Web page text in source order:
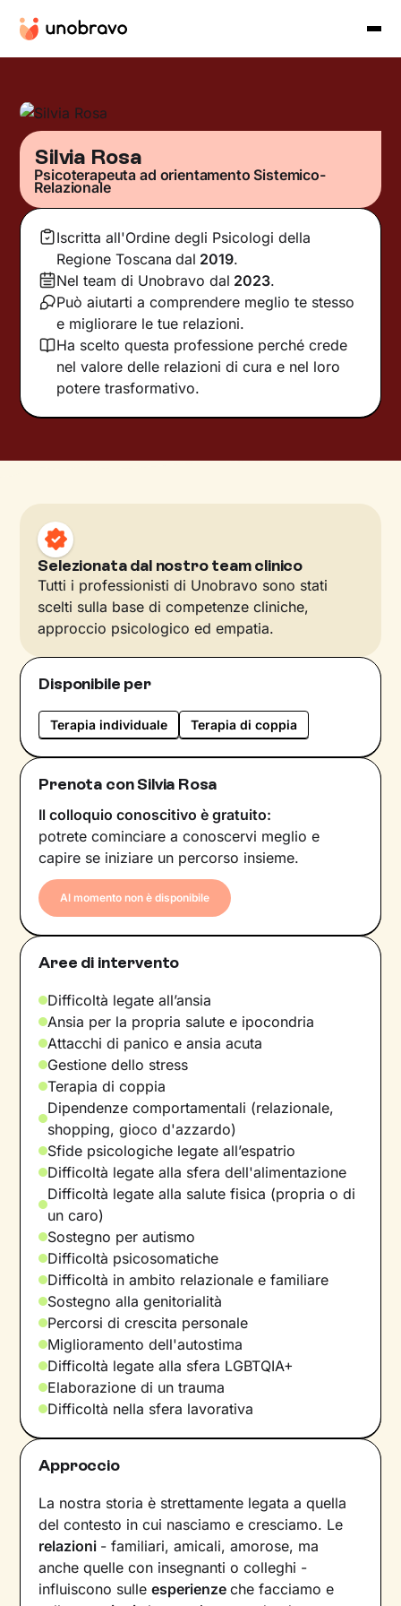
Silvia Rosa
Psicoterapeuta ad orientamento Sistemico-
Relazionale
Iscritta all'Ordine degli Psicologi della
Regione Toscana dal 2019.
Nel team di Unobravo dal 2023.
Può aiutarti a comprendere meglio te stesso
e migliorare le tue relazioni.
Ha scelto questa professione perché crede
nel valore delle relazioni di cura e nel loro
potere trasformativo.
Selezionata dal nostro team clinico
Tutti i professionisti di Unobravo sono stati
scelti sulla base di competenze cliniche,
approccio psicologico ed empatia.
Disponibile per
Terapia individuale Terapia di coppia
Prenota con Silvia Rosa
Il colloquio conoscitivo è gratuito:
potrete cominciare a conoscervi meglio e
capire se iniziare un percorso insieme.
Al momento non è disponibile
Aree di intervento
Difficoltà legate all’ansia
Ansia per la propria salute e ipocondria
Attacchi di panico e ansia acuta
Gestione dello stress
Terapia di coppia
Dipendenze comportamentali (relazionale,
shopping, gioco d'azzardo)
Sfide psicologiche legate all’espatrio
Difficoltà legate alla sfera dell'alimentazione
Difficoltà legate alla salute fisica (propria o di
un caro)
Sostegno per autismo
Difficoltà psicosomatiche
Difficoltà in ambito relazionale e familiare
Sostegno alla genitorialità
Percorsi di crescita personale
Miglioramento dell'autostima
Difficoltà legate alla sfera LGBTQIA+
Elaborazione di un trauma
Difficoltà nella sfera lavorativa
Approccio
La nostra storia è strettamente legata a quella
del contesto in cui nasciamo e cresciamo. Le
relazioni - familiari, amicali, amorose, ma
anche quelle con insegnanti o colleghi -
influiscono sulleesperienzeche facciamo e